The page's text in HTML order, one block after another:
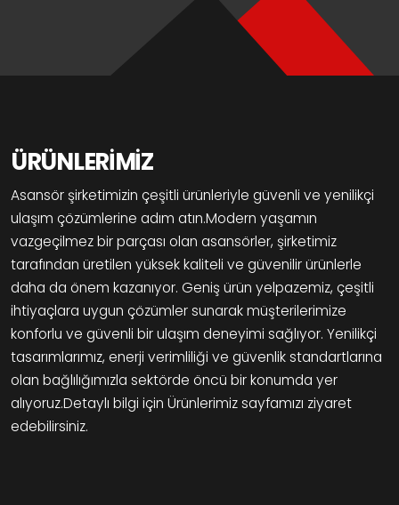
ÜRÜNLERİMİZ
Asansör şirketimizin çeşitli ürünleriyle güvenli ve yenilikçi
ulaşım çözümlerine adım atın.Modern yaşamın
vazgeçilmez bir parçası olan asansörler, şirketimiz
tarafından üretilen yüksek kaliteli ve güvenilir ürünlerle
daha da önem kazanıyor. Geniş ürün yelpazemiz, çeşitli
ihtiyaçlara uygun çözümler sunarak müşterilerimize
konforlu ve güvenli bir ulaşım deneyimi sağlıyor. Yenilikçi
tasarımlarımız, enerji verimliliği ve güvenlik standartlarına
olan bağlılığımızla sektörde öncü bir konumda yer
alıyoruz.Detaylı bilgi için Ürünlerimiz sayfamızı ziyaret
edebilirsiniz.